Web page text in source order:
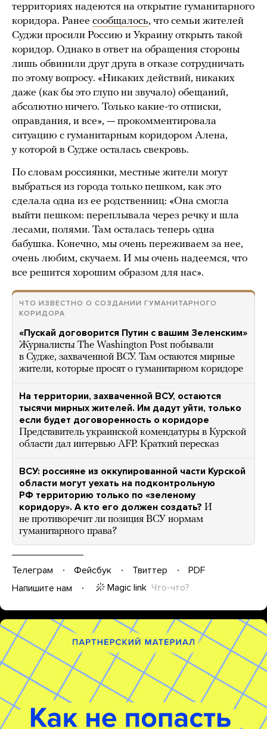
территориях надеются на открытие гуманитарного
коридора. Ранее сообщалось, что семьи жителей
Суджи просили Россию и Украину открыть такой
коридор. Однако в ответ на обращения стороны
лишь обвинили друг друга в отказе сотрудничать
по этому вопросу. «Никаких действий, никаких
даже (как бы это глупо ни звучало) обещаний,
абсолютно ничего. Только какие-то отписки,
оправдания, и все», — прокомментировала
ситуацию с гуманитарным коридором Алена,
у которой в Судже осталась свекровь.
По словам россиянки, местные жители могут
выбраться из города только пешком, как это
сделала одна из ее родственниц: «Она смогла
выйти пешком: переплывала через речку и шла
лесами, полями. Там осталась теперь одна
бабушка. Конечно, мы очень переживаем за нее,
очень любим, скучаем. И мы очень надеемся, что
все решится хорошим образом для нас».
ЧТО ИЗВЕСТНО О СОЗДАНИИ ГУМАНИТАРНОГО
КОРИДОРА
«Пускай договорится Путин с вашим Зеленским»
Журналисты The Washington Post побывали
в Судже, захваченной ВСУ. Там остаются мирные
жители, которые просят о гуманитарном коридоре
На территории, захваченной ВСУ, остаются
тысячи мирных жителей. Им дадут уйти, только
если будет договоренность о коридоре
Представитель украинской комендатуры в Курской
области дал интервью AFP. Краткий пересказ
ВСУ: россияне из оккупированной части Курской
области могут уехать на подконтрольную
РФ территорию только по «зеленому
коридору». А кто его должен создать? И
не противоречит ли позиция ВСУ нормам
гуманитарного права?
Телеграм Фейсбук Твиттер
PDF
Напишите нам
Magic link Что-что?